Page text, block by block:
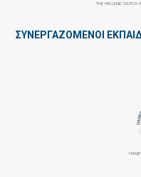
THE HELLENIC-DUTCH
ΣΥΝΕΡΓΑΖΌΜΕΝΟΙ